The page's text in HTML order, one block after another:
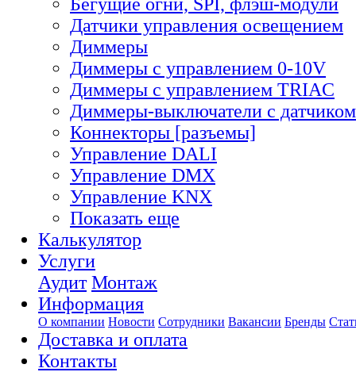
Датчики управления освещением
Диммеры
Диммеры с управлением 0-10V
Диммеры с управлением TRIAC
Диммеры-выключатели с датчиком
Коннекторы [разъемы]
Управление DALI
Управление DMX
Управление KNX
Показать еще
Калькулятор
Услуги
Аудит Монтаж
Информация
О компании Новости Сотрудники Вакансии Бренды
Доставка и оплата
Контакты